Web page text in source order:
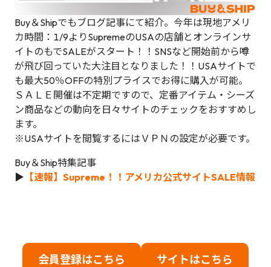
Buy＆Shipでもブログ記事にて紹介。今年は現地アメリ
カ時間：1/9よりSupremeのUSAの店舗とオンラインサ
イトのもでSALEがスタート！！SNSなど開始前から噂
が飛び回っていた大注目となりました！！USAサイトで
も最大50％OFFの特別プライスでお得に購入が可能。
ＳＡＬＥ開催は不定期ですので、定番アイテム・シーズ
ン商品などの動向を日々サイトのチェックをおすすめし
ます。
※USAサイトを閲覧するにはＶＰＮの設定が必要です。
Buy＆Ship特集記事
▶ 【速報】Supreme！！アメリカ公式サイトSALE情報
会員登録はこちら サイトはこちら